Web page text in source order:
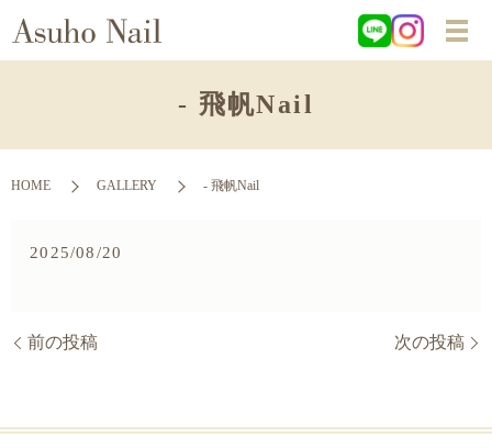
- 飛帆Nail
HOME GALLERY - 飛帆Nail
2025/08/20
前の投稿 次の投稿